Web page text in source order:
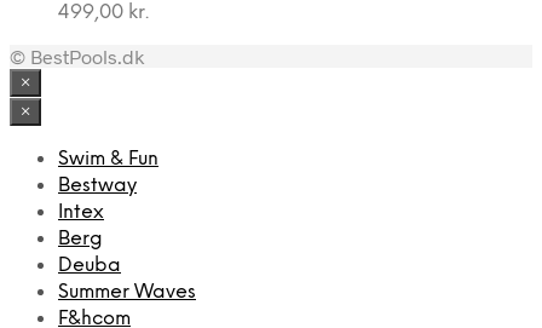
499,00 kr.
© BestPools.dk
×
×
Swim & Fun
Bestway
Intex
Berg
Deuba
Summer Waves
F&hcom